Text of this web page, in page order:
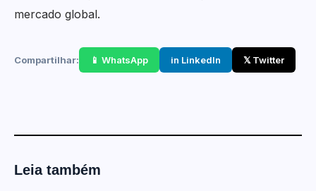
mercado global.
Compartilhar: 📱 WhatsApp in LinkedIn 𝕏 Twitter
Leia também